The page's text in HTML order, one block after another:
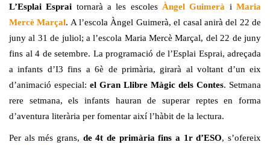
L’Esplai Esprai tornarà a les escoles Àngel Guimerà iMaria
Mercè Marçal. A l’escola Àngel Guimerà, el casal anirà del 22 de
juny al 31 de juliol; a l’escola Maria Mercè Marçal, del 22 de juny
fins al 4 de setembre. La programació de l’Esplai Esprai, adreçada
a infants d’I3 fins a 6è de primària, girarà al voltant d’un eix
d’animació especial: el Gran Llibre Màgic dels Contes. Setmana
rere setmana, els infants hauran de superar reptes en forma
d’aventura literària per fomentar així l’hàbit de la lectura.
Per als més grans, de 4t de primària fins a 1r d’ESO, s’ofereix